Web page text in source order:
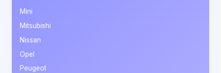
Mini
Mitsubishi
Nissan
Opel
Peugeot